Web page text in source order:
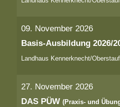
09. November 2026
Basis-Ausbildung 2026/
Landhaus Kennerknecht/
27. November 2026
DAS PÜW(Praxis- und